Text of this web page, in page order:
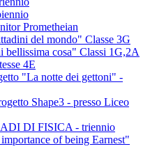
Prometheian
del mondo" Classe 3G
bellissima cosa" Classi 1G,2A
4E
"La notte dei gettoni" -
Shape3 - presso Liceo
DI FISICA - triennio
of being Earnest"